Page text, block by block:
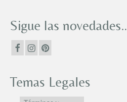
Sigue las novedades..
Temas Legales